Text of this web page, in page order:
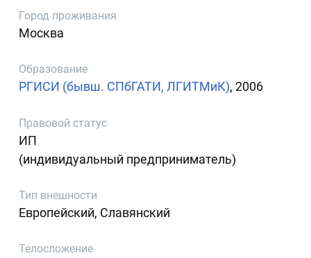
Город проживания
Москва
Образование
РГИСИ (бывш. СПбГАТИ, ЛГИТМиК), 2006
Правовой статус
ИП
(индивидуальный предприниматель)
Тип внешности
Европейский, Славянский
Телосложение